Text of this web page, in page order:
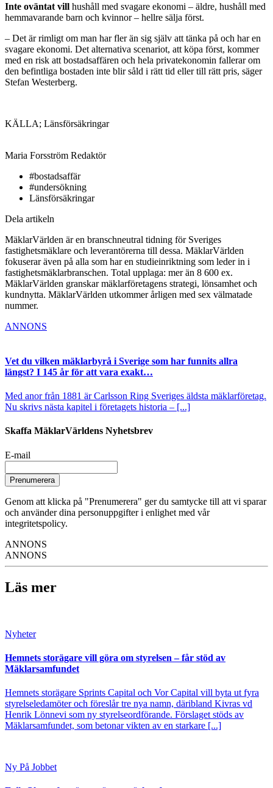
Inte oväntat vill hushåll med svagare ekonomi – äldre, hushåll med
hemmavarande barn och kvinnor – hellre sälja först.
– Det är rimligt om man har fler än sig själv att tänka på och har en
svagare ekonomi. Det alternativa scenariot, att köpa först, kommer
med en risk att bostadsaffären och hela privatekonomin fallerar om
den befintliga bostaden inte blir såld i rätt tid eller till rätt pris, säger
Stefan Westerberg.
KÄLLA; Länsförsäkringar
Maria Forsström Redaktör
#bostadsaffär
#undersökning
Länsförsäkringar
Dela artikeln
MäklarVärlden är en branschneutral tidning för Sveriges
fastighetsmäklare och leverantörerna till dessa. MäklarVärlden
fokuserar även på alla som har en studieinriktning som leder in i
fastighetsmäklarbranschen. Total upplaga: mer än 8 600 ex.
MäklarVärlden granskar mäklarföretagens strategi, lönsamhet och
kundnytta. MäklarVärlden utkommer årligen med sex välmatade
nummer.
ANNONS
Vet du vilken mäklarbyrå i Sverige som har funnits allra
längst? I 145 år för att vara exakt…
Med anor från 1881 är Carlsson Ring Sveriges äldsta mäklarföretag.
Nu skrivs nästa kapitel i företagets historia – [...]
Skaffa MäklarVärldens Nyhetsbrev
E-mail
Prenumerera
Genom att klicka på "Prenumerera" ger du samtycke till att vi sparar
och använder dina personuppgifter i enlighet med vår
integritetspolicy.
ANNONS
ANNONS
Läs mer
Nyheter
Hemnets storägare vill göra om styrelsen – får stöd av
Mäklarsamfundet
Hemnets storägare Sprints Capital och Vor Capital vill byta ut fyra
styrelseledamöter och föreslår tre nya namn, däribland Kivras vd
Henrik Lönnevi som ny styrelseordförande. Förslaget stöds av
Mäklarsamfundet, som betonar vikten av en starkare [...]
Ny På Jobbet